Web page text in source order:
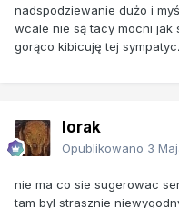
nadspodziewanie dużo i
wcale nie są tacy mocni jak
gorąco kibicuję tej
lorak
Opublikowano 3
nie ma co sie sugerowac
tam byl strasznie